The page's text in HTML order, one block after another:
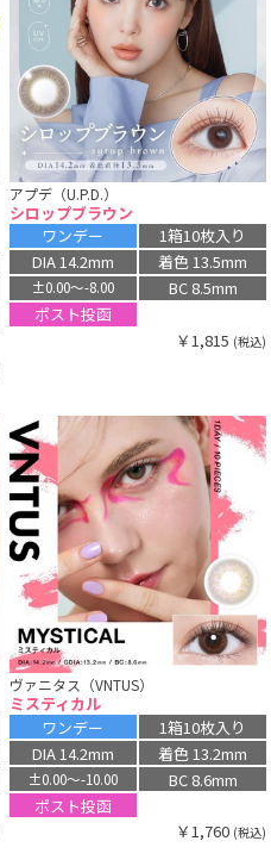
アプデ（U.P.D.）
シロップブラウン
ワンデー
1箱10枚入り
DIA 14.2mm
着色 13.5mm
±0.00〜-8.00
BC 8.5mm
ポスト投函
￥1,815 (税込)
ヴァニタス（VNTUS）
ミスティカル
ワンデー
1箱10枚入り
DIA 14.2mm
着色 13.2mm
±0.00〜-10.00
BC 8.6mm
ポスト投函
￥1,760 (税込)